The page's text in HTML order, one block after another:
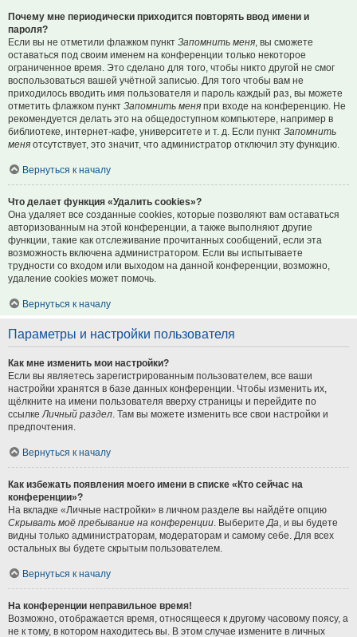
Почему мне периодически приходится повторять ввод имени и
пароля?
Если вы не отметили флажком пункт Запомнить меня , вы сможете
оставаться под своим именем на конференции только некоторое
ограниченное время. Это сделано для того, чтобы никто другой не смог
воспользоваться вашей учётной записью. Для того чтобы вам не
приходилось вводить имя пользователя и пароль каждый раз, вы можете
отметить флажком пункт Запомнить меня при входе на конференцию. Не
рекомендуется делать это на общедоступном компьютере, например в
библиотеке, интернет-кафе, университете и т. д. Если пункт Запомнить
меня отсутствует, это значит, что администратор отключил эту функцию.
Вернуться к началу
Что делает функция «Удалить cookies»?
Она удаляет все созданные cookies, которые позволяют вам оставаться
авторизованным на этой конференции, а также выполняют другие
функции, такие как отслеживание прочитанных сообщений, если эта
возможность включена администратором. Если вы испытываете
трудности со входом или выходом на данной конференции, возможно,
удаление cookies может помочь.
Вернуться к началу
Параметры и настройки пользователя
Как мне изменить мои настройки?
Если вы являетесь зарегистрированным пользователем, все ваши
настройки хранятся в базе данных конференции. Чтобы изменить их,
щёлкните на имени пользователя вверху страницы и перейдите по
ссылке Личный раздел . Там вы можете изменить все свои настройки и
предпочтения.
Вернуться к началу
Как избежать появления моего имени в списке «Кто сейчас на
конференции»?
На вкладке «Личные настройки» в личном разделе вы найдёте опцию
Скрывать моё пребывание на конференции . Выберите Да , и вы будете
видны только администраторам, модераторам и самому себе. Для всех
остальных вы будете скрытым пользователем.
Вернуться к началу
На конференции неправильное время!
Возможно, отображается время, относящееся к другому часовому поясу, а
не к тому, в котором находитесь вы. В этом случае измените в личных